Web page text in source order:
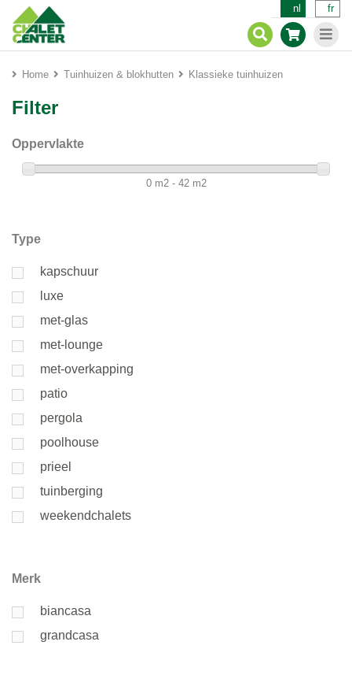
nl fr
Home Tuinhuizen & blokhutten Klassieke tuinhuizen
Filter
Oppervlakte
0 m2 - 42 m2
Type
kapschuur
luxe
met-glas
met-lounge
met-overkapping
patio
pergola
poolhouse
prieel
tuinberging
weekendchalets
Merk
biancasa
grandcasa